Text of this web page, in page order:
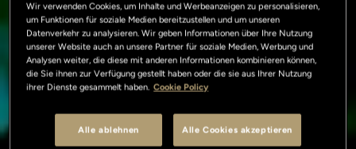
Wir verwenden Cookies, um Inhalte und Werbeanzeigen zu personalisieren,
um Funktionen für soziale Medien bereitzustellen und um unseren
Datenverkehr zu analysieren. Wir geben Informationen über Ihre Nutzung
unserer Website auch an unsere Partner für soziale Medien, Werbung und
Analysen weiter, die diese mit anderen Informationen kombinieren können,
die Sie ihnen zur Verfügung gestellt haben oder die sie aus Ihrer Nutzung
ihrer Dienste gesammelt haben. Cookie Policy
Alle ablehnen Alle Cookies akzeptieren